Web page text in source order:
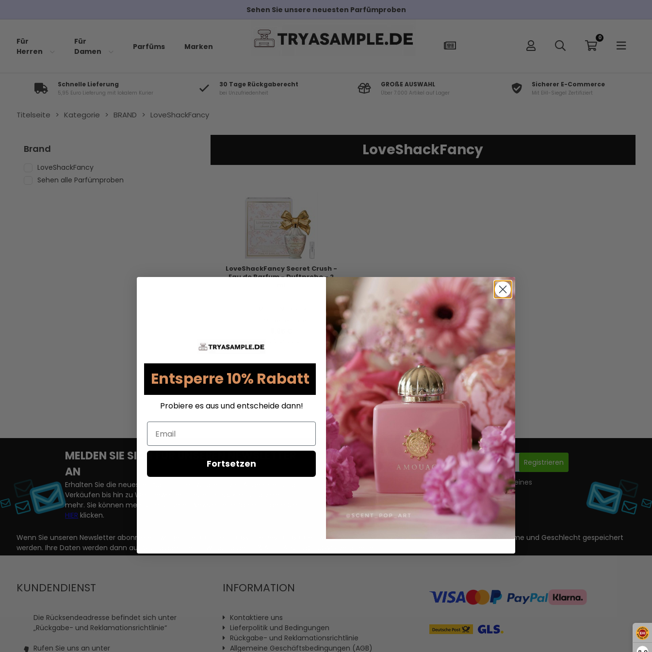
Sehen Sie unsere neuesten Parfümproben
Für
Herren
Für
Damen
Parfüms Marken
0
Schnelle Lieferung
5,95 Euro Lieferung mit lokalem Kurier
30 Tage Rückgaberecht
bei Unzufriedenheit
GROßE AUSWAHL
Über 7.000 Artikel auf Lager
Sicherer E-Commerce
Mit EHI-Siegel Zertifiziert
Titelseite > Kategorie > BRAND > LoveShackFancy
Brand
LoveShackFancy
Sehen alle Parfümproben
LoveShackFancy
LoveShackFancy Secret Crush -
Eau de Parfum - Duftprobe - 2
AUF LAGER
MELDEN SIE SICH FÜR UNSEREN NEWSLETTER
AN
Erhalten Sie die neuesten Nachrichten zu allem, von Angeboten und
Verkäufen bis hin zu Wettbewerben, neuen Produkten und vielem
mehr. Sie können mehr über unseren Newsletter erfahren, indem Sie
HIER klicken.
Registrieren
Ich erteile hiermit meine Einwilligung zur Erstellung eines
personalisierten Nutzerprofils.
Wenn Sie unseren Newsletter abonnieren, willigen Sie damit ein, dass Ihre Bestandsdaten wie E-Mail-Adresse sowie (falls angegeben) Vorname, Name und Geschlecht gespeichert
werden. Ihre Daten werden dann auf Grundlage Ihrer Einwilligung gemäß Art. 6 Abs. 1 a) DSGVO verarbeitet.
KUNDENDIENST
Die Rücksendeadresse befindet sich unter
„Rückgabe- und Reklamationsrichtlinie“
Rufen Sie uns an unter
INFORMATION
Kontaktiere uns
Lieferpolitik und Bedingungen
Rückgabe- und Reklamationsrichtlinie
Allgemeine Geschäftsbedingungen (AGB)
Entsperre 10% Rabatt
Probiere es aus und entscheide dann!
Email
Fortsetzen